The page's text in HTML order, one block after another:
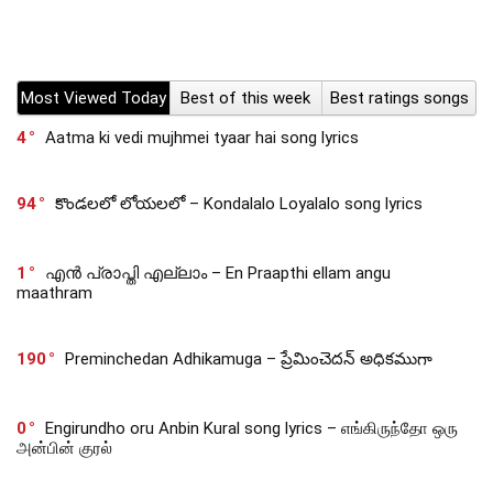
Most Viewed Today Best of this week
Best ratings songs
4
Aatma ki vedi mujhmei tyaar hai song lyrics
94 కొండలలో లోయలలో – Kondalalo Loyalalo song lyrics
1
എൻ പ്രാപ്തി എല്ലാം – En Praapthi ellam angu
maathram
190 Preminchedan Adhikamuga – ప్రేమించెదన్ అధికముగా
0
Engirundho oru Anbin Kural song lyrics – எங்கிருந்தோ ஒரு
அன்பின் குரல்